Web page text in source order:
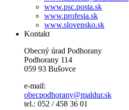
www.psc.posta.sk
www.profesia.sk
www.slovensko.sk
Kontakt
Obecný úrad Podhorany
Podhorany 114
059 93 Bušovce
e-mail:
obecpodhorany@maldur.sk
tel.: 052 / 458 36 01